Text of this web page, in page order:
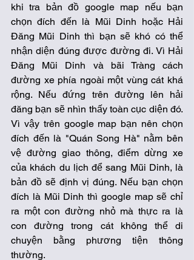
khi tra bản đồ google map nếu bạn
chọn đích đến là Mũi Dinh hoặc Hải
Đăng Mũi Dinh thì bạn sẽ khó có thể
nhận diện đúng được đường đi. Vì Hải
Đăng Mũi Dinh và bãi Tràng cách
đường xe phía ngoài một vùng cát khá
rộng. Nếu đứng trên đường lên hải
đăng bạn sẽ nhìn thấy toàn cục diện đó.
Vì vậy trên google map bạn nên chọn
đích đến là "Quán Song Hà" nằm bên
vệ đường giao thông, điểm dừng xe
của khách du lịch để sang Mũi Dinh, là
bản đồ sẽ định vị đúng. Nếu bạn chọn
đích là Mũi Dinh thì google map sẽ chỉ
ra một con đường nhỏ mà thực ra là
con đường trong cát không thể di
chuyện bằng phương tiện thông
thường.